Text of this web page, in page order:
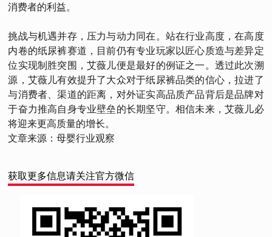
消费者的利益。
挑战与机遇并存，压力与动力同在。站在行业高度，在高度
内卷的纸尿裤赛道，目前仍有专业玩家以匠心质造与差异定
位实现制胜突围，艾薇儿便是最好的例证之一。透过此次溯
源，艾薇儿有效提升了大众对于纸尿裤品类的信心，拉进了
与消费者、渠道的距离，对外证实高品质产品背后是品牌对
于奋力推高自身专业壁垒的长期坚守。相信未来，艾薇儿必
将迎来更高质量的增长。
文章来源：母婴行业观察
获取更多信息请关注官方微信